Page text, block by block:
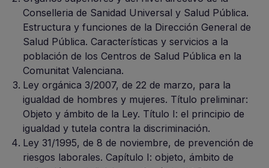
Conselleria de Sanidad Universal y Salud Pública.
Estructura y funciones de la Dirección General de
Salud Pública. Características y servicios a la
población de los Centros de Salud Pública en la
Comunitat Valenciana.
Ley orgánica 3/2007, de 22 de marzo, para la
igualdad de hombres y mujeres. Título preliminar:
Objeto y ámbito de la Ley. Título I: el principio de
igualdad y tutela contra la discriminación.
Ley 31/1995, de 8 de noviembre, de prevención de
riesgos laborales. Capítulo I: objeto, ámbito de